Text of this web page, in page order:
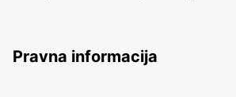
Pravna informacija